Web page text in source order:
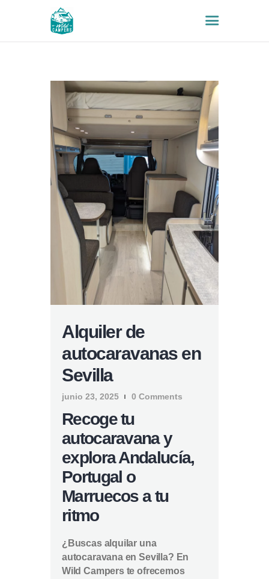
INICIO
VEHÍCULOS
POR QUÉ NOSOTROS
SEGUROS
FAQS
EXTRAS
CONTACTO
BLOG
Alquiler de
autocaravanas en
Sevilla
junio 23, 2025 0 Comments
Recoge tu
autocaravana y
explora Andalucía,
Portugal o
Marruecos a tu
ritmo
¿Buscas alquilar una
autocaravana en Sevilla? En
Wild Camperste ofrecemos